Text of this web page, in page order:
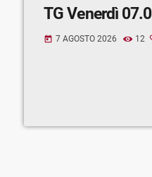
TG Venerdì
today 7 AGOSTO 2026 12